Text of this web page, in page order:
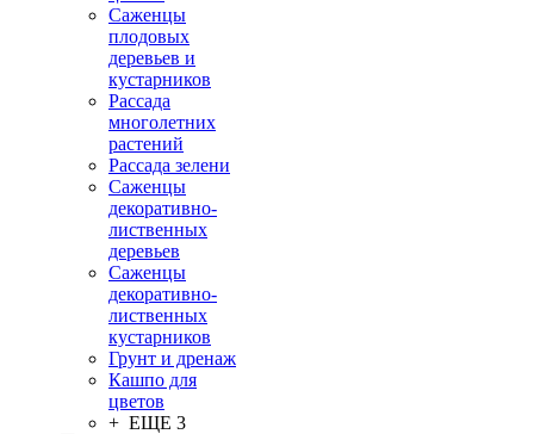
Саженцы
плодовых
деревьев и
кустарников
Рассада
многолетних
растений
Рассада зелени
Саженцы
декоративно-
лиственных
деревьев
Саженцы
декоративно-
лиственных
кустарников
Грунт и дренаж
Кашпо для
цветов
+ ЕЩЕ 3